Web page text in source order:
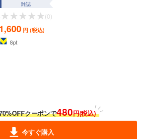
雑誌
- (0)
1,600 円 (税込)
8pt
クーポンで480円(税込)
今すぐ購入